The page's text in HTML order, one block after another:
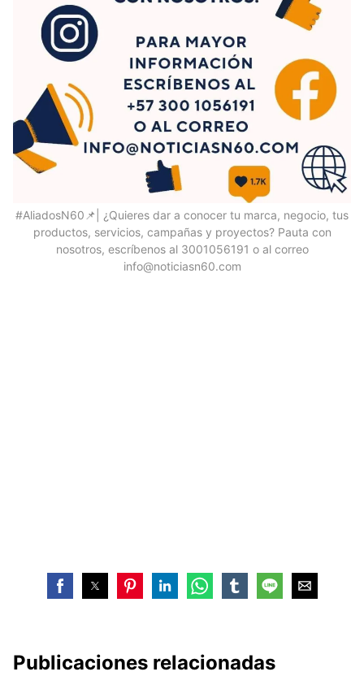
#AliadosN60📌| ¿Quieres dar a conocer tu marca, negocio, tus
productos, servicios, campañas y proyectos? Pauta con
nosotros, escríbenos al 3001056191 o al correo
info@noticiasn60.com
Publicaciones relacionadas